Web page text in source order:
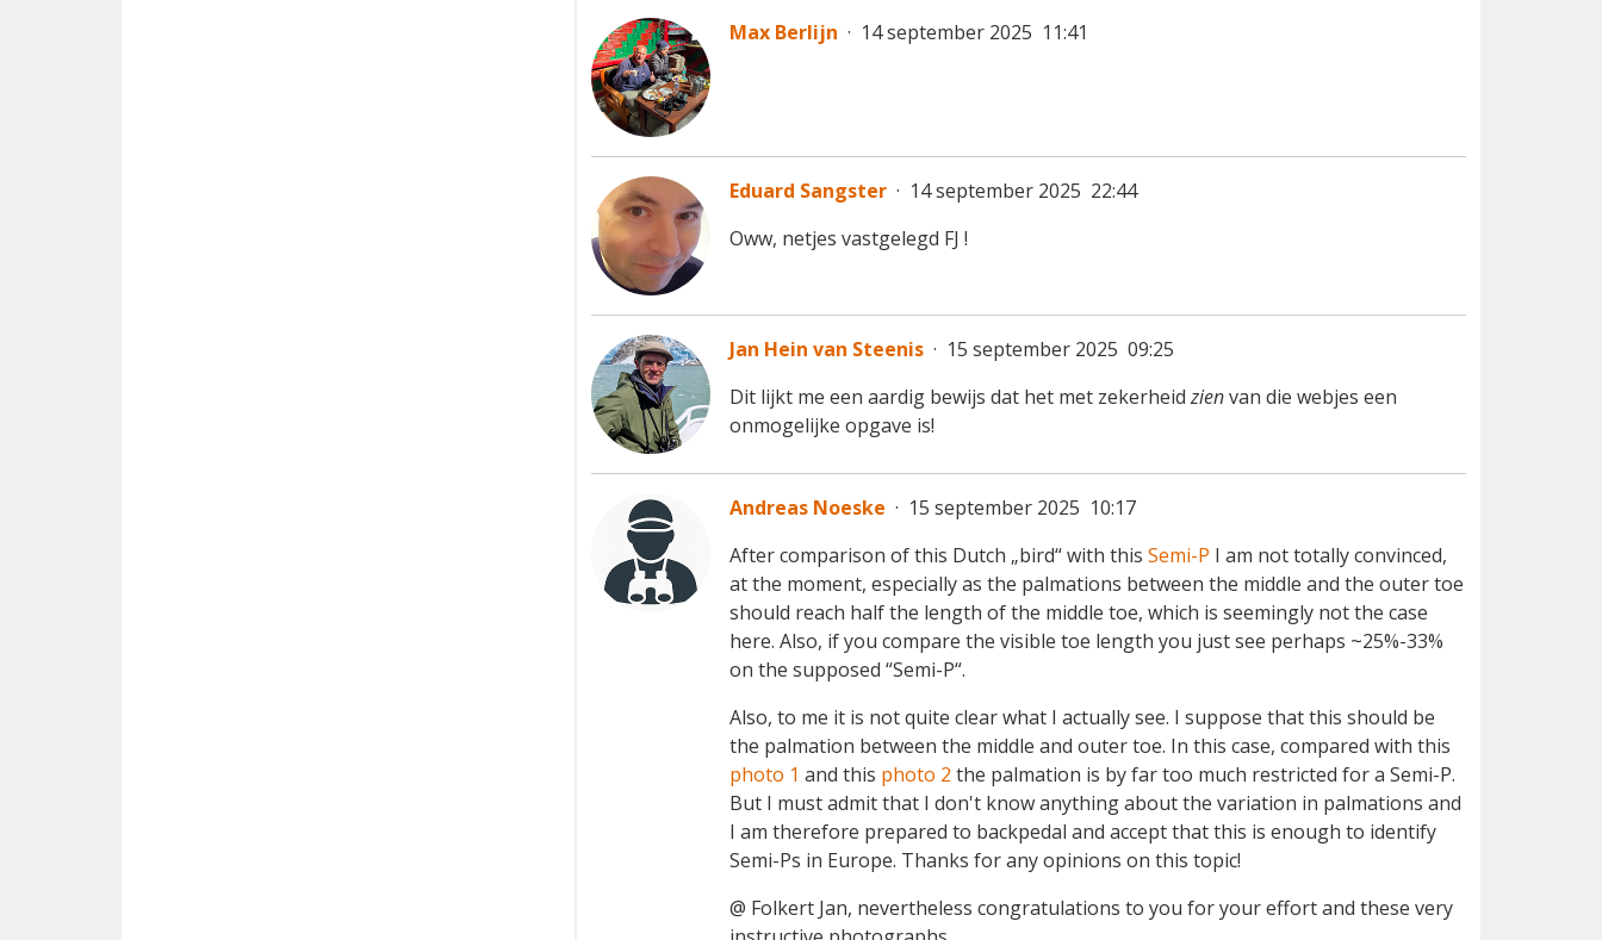
Max Berlijn · 14 september 2025 11:41
Eduard Sangster · 14 september 2025 22:44
Oww, netjes vastgelegd FJ !
Jan Hein van Steenis · 15 september 2025 09:25
Dit lijkt me een aardig bewijs dat het met zekerheidzienvan die webjes een
onmogelijke opgave is!
Andreas Noeske · 15 september 2025 10:17
After comparison of this Dutch „bird“ with this Semi-P I am not totally convinced,
at the moment, especially as the palmations between the middle and the outer toe
should reach half the length of the middle toe, which is seemingly not the case
here. Also, if you compare the visible toe length you just see perhaps ~25%-33%
on the supposed “Semi-P“.
Also, to me it is not quite clear what I actually see. I suppose that this should be
the palmation between the middle and outer toe. In this case, compared with this
photo 1 and this photo 2 the palmation is by far too much restricted for a Semi-P.
But I must admit that I don't know anything about the variation in palmations and
I am therefore prepared to backpedal and accept that this is enough to identify
Semi-Ps in Europe. Thanks for any opinions on this topic!
@ Folkert Jan, nevertheless congratulations to you for your effort and these very